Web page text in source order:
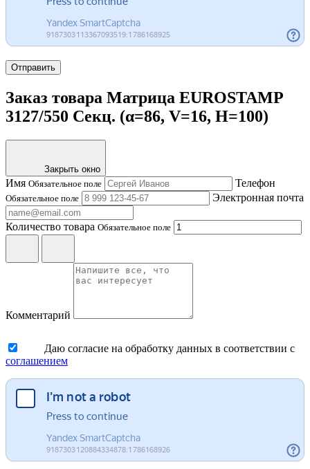
Отправить
Заказ товара Матрица EUROSTAMP
3127/550 Секц. (α=86, V=16, H=100)
Закрыть окно
Имя Обязательное поле Телефон
Обязательное поле Электронная почта
Количество товара Обязательное поле
Комментарий
Даю согласие на обработку данных в соответствии с
соглашением